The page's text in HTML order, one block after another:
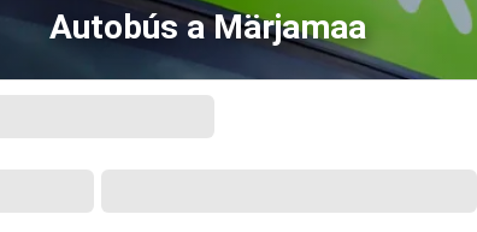
Autobús a Märjamaa